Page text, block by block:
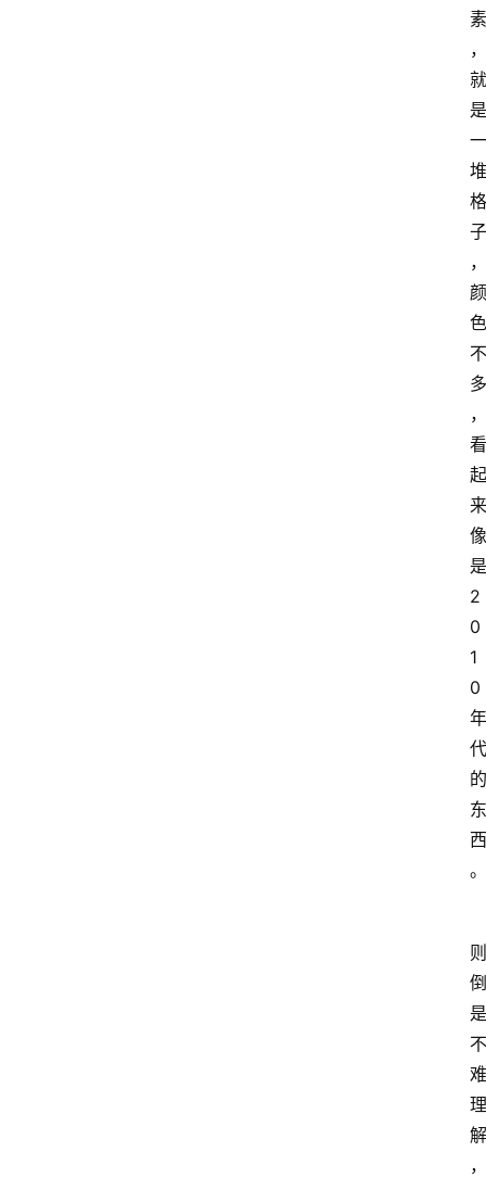
素
，
就
是
一
堆
格
子
，
颜
色
不
多
，
看
起
来
像
是
2
0
1
0
年
代
的
东
西
。
则
倒
是
不
难
理
解
，